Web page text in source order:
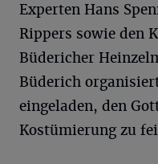
Experten Hans
Rippers sowie den
Büdericher
Büderich
eingeladen, den
Kostümierung zu